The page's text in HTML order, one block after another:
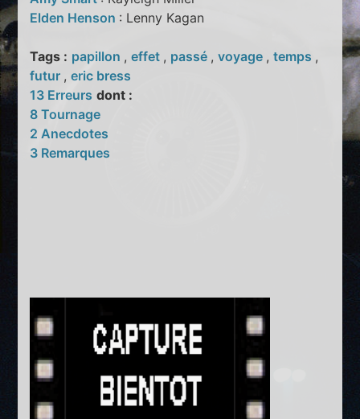
Elden Henson : Lenny Kagan
Tags : papillon ,effet , passé ,voyage ,temps ,
futur ,eric bress
13 Erreurs dont :
8 Tournage
2 Anecdotes
3 Remarques